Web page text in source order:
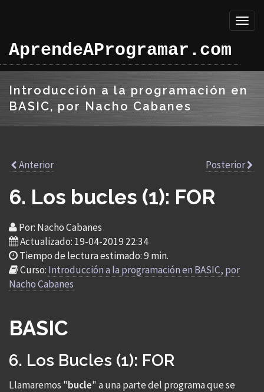
AprendeAProgramar.com
Introducción a la programación en
BASIC, por Nacho Cabanes
Anterior Posterior
6. Los bucles (1): FOR
Por: Nacho Cabanes
Actualizado: 19-04-2019 22:34
Tiempo de lectura estimado: 9 min.
Curso: Introducción a la programación en BASIC, por
Nacho Cabanes
BASIC
6. Los Bucles (1): FOR
Llamaremos "bucle" a una parte del programa que se